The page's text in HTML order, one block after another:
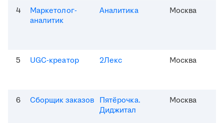
4
Маркетолог-
аналитик
Аналитика Москва
5 UGC-креатор 2Лекс Москва
6 Сборщик заказов Пятёрочка.
Диджитал
Москва